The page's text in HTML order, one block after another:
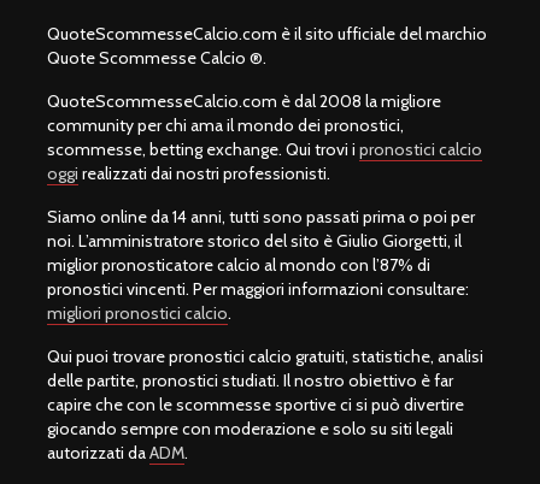
QuoteScommesseCalcio.com è il sito ufficiale del marchio
Quote Scommesse Calcio ®.
QuoteScommesseCalcio.com è dal 2008 la migliore
community per chi ama il mondo dei pronostici,
scommesse, betting exchange. Qui trovi i pronostici calcio
oggi realizzati dai nostri professionisti.
Siamo online da 14 anni, tutti sono passati prima o poi per
noi. L’amministratore storico del sito è Giulio Giorgetti, il
miglior pronosticatore calcio al mondo con l’87% di
pronostici vincenti. Per maggiori informazioni consultare:
migliori pronostici calcio.
Qui puoi trovare pronostici calcio gratuiti, statistiche, analisi
delle partite, pronostici studiati. Il nostro obiettivo è far
capire che con le scommesse sportive ci si può divertire
giocando sempre con moderazione e solo su siti legali
autorizzati daADM.